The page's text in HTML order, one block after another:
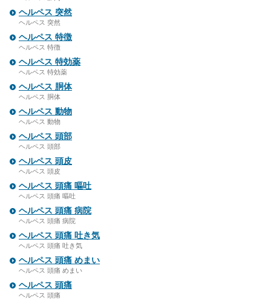
ヘルペス 突然
ヘルペス 突然
ヘルペス 特徴
ヘルペス 特徴
ヘルペス 特効薬
ヘルペス 特効薬
ヘルペス 胴体
ヘルペス 胴体
ヘルペス 動物
ヘルペス 動物
ヘルペス 頭部
ヘルペス 頭部
ヘルペス 頭皮
ヘルペス 頭皮
ヘルペス 頭痛 嘔吐
ヘルペス 頭痛 嘔吐
ヘルペス 頭痛 病院
ヘルペス 頭痛 病院
ヘルペス 頭痛 吐き気
ヘルペス 頭痛 吐き気
ヘルペス 頭痛 めまい
ヘルペス 頭痛 めまい
ヘルペス 頭痛
ヘルペス 頭痛